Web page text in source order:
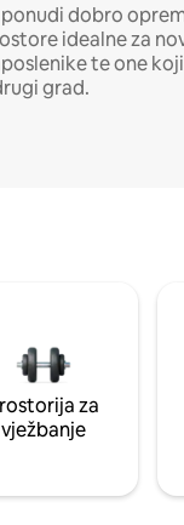
dobro
idealne za
te one
grad.
za
vježbanje